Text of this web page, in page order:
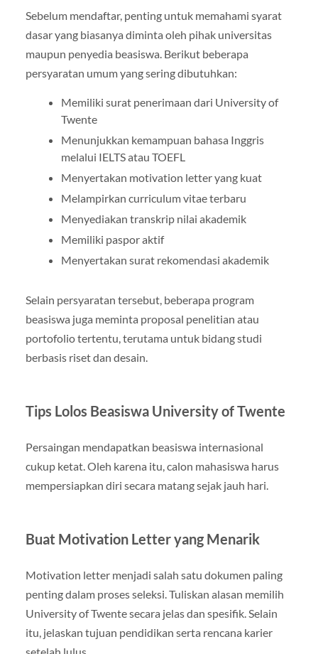
Sebelum mendaftar, penting untuk memahami syarat
dasar yang biasanya diminta oleh pihak universitas
maupun penyedia beasiswa. Berikut beberapa
persyaratan umum yang sering dibutuhkan:
Memiliki surat penerimaan dari University of
Twente
Menunjukkan kemampuan bahasa Inggris
melalui IELTS atau TOEFL
Menyertakan motivation letter yang kuat
Melampirkan curriculum vitae terbaru
Menyediakan transkrip nilai akademik
Memiliki paspor aktif
Menyertakan surat rekomendasi akademik
Selain persyaratan tersebut, beberapa program
beasiswa juga meminta proposal penelitian atau
portofolio tertentu, terutama untuk bidang studi
berbasis riset dan desain.
Tips Lolos Beasiswa University of Twente
Persaingan mendapatkan beasiswa internasional
cukup ketat. Oleh karena itu, calon mahasiswa harus
mempersiapkan diri secara matang sejak jauh hari.
Buat Motivation Letter yang Menarik
Motivation letter menjadi salah satu dokumen paling
penting dalam proses seleksi. Tuliskan alasan memilih
University of Twente secara jelas dan spesifik. Selain
itu, jelaskan tujuan pendidikan serta rencana karier